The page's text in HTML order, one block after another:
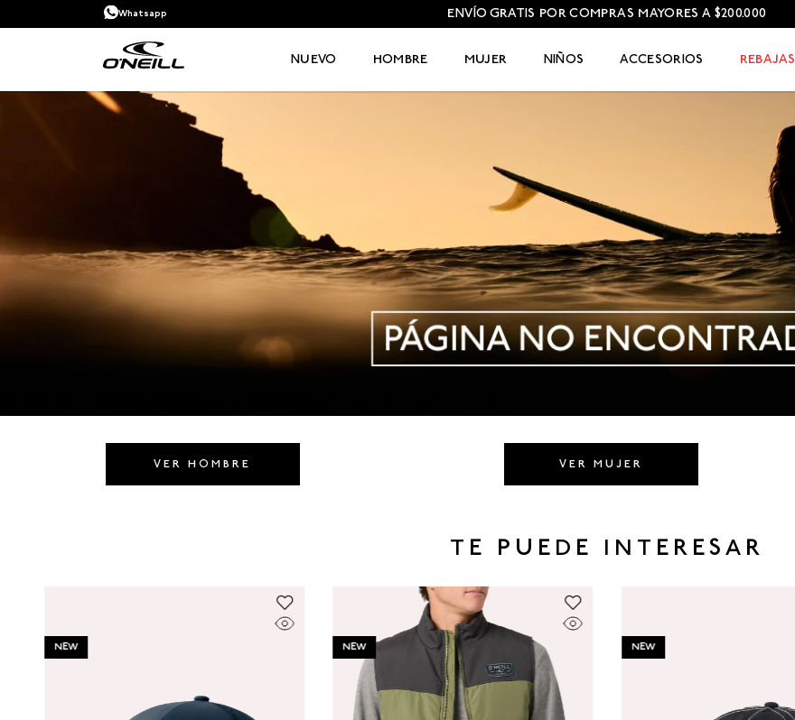
ENVÍO GRATIS POR COMPRAS MAYORES A $200.000
Whatsapp
NUEVO HOMBRE MUJER NIÑOS ACCESORIOS REBAJAS
VER HOMBRE VER MUJER
TE PUEDE INTERESAR
NEW NEW NEW
TÉRMINOS MÁS BUSCADOS
3 SANDALIAS
8. CAMISETAS HOMBRE